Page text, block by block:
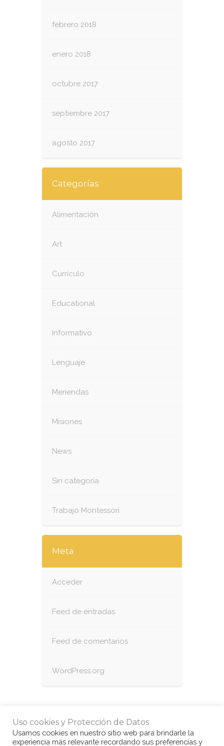
febrero 2018
enero 2018
octubre 2017
septiembre 2017
agosto 2017
Categorías
Alimentación
Art
Currículo
Educational
Informativo
Lenguaje
Meriendas
Misiones
News
Sin categoría
Trabajo Montessori
Meta
Acceder
Feed de entradas
Feed de comentarios
WordPress.org
Uso cookies y Protección de Datos
Usamos cookies en nuestro sitio web para brindarle la
experiencia más relevante recordando sus preferencias y